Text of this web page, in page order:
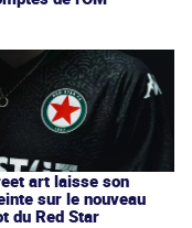
art laisse son
sur le nouveau
du Red Star